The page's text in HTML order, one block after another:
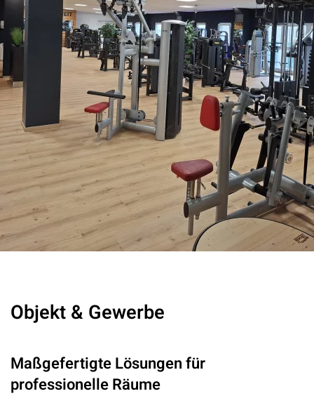
Objekt & Gewerbe
Maßgefertigte Lösungen für
professionelle Räume